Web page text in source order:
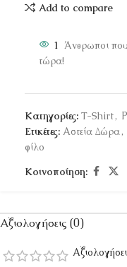
Add to compare
1 Άνθρωποι
τώρα!
Κατηγορίες: T-Shirt,
Ετικέτες: Αστεία Δώρα,
φίλο
Κοινοποίηση:
Αξιολογήσεις (0)